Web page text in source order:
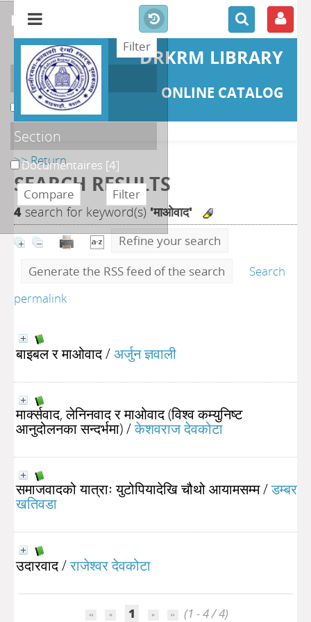
DRKRM LIBRARY
ONLINE CATALOG
>> Return
SEARCH RESULTS
4 search for keyword(s) 'माओवाद'
Refine your search
Generate the RSS feed of the search
Search
permalink
बाइबल र माओवाद/अर्जुन ज्ञवाली
मार्क्सवाद, लेनिनवाद र माओवाद (विश्व कम्युनिष्ट
आनुदोलनका सन्दर्भमा)/केशवराज देवकोटा
समाजवादको यात्राः युटोपियादेखि चौथो आयामसम्म/डम्बर
खतिवडा
उदारवाद/राजेश्वर देवकोटा
1 (1 - 4 / 4)
refine or compare
Localisation
DKRML[4]
Section
Documentaires [4]